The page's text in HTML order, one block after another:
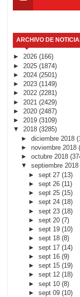
ARCHIVO DE
► 2026 (166)
► 2025 (1874)
► 2024 (2501)
► 2023 (1149)
► 2022 (2281)
► 2021 (2429)
► 2020 (2487)
► 2019 (3109)
▼ 2018 (3285)
► diciembre 2018
► noviembre 2018
► octubre 2018
▼ septiembre 2018
►sept 27(13)
►sept 26(11)
►sept 25(15)
►sept 24(18)
►sept 23(18)
►sept 20(7)
►sept 19(10)
►sept 18(8)
►sept 17(14)
►sept 16(9)
►sept 15(19)
►sept 12(18)
►sept 10(8)
►sept 09(10)